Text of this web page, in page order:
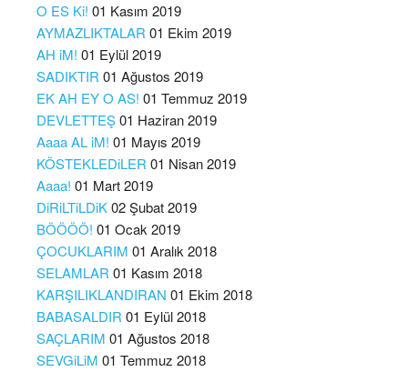
O ES Ki! 01 Kasım 2019
AYMAZLIKTALAR 01 Ekim 2019
AH iM! 01 Eylül 2019
SADIKTIR 01 Ağustos 2019
EK AH EY O AS! 01 Temmuz 2019
DEVLETTEŞ01 Haziran 2019
Aaaa AL iM! 01 Mayıs 2019
KÖSTEKLEDiLER 01 Nisan 2019
Aaaa! 01 Mart 2019
DiRiLTiLDiK02 Şubat 2019
BÖÖÖÖ! 01 Ocak 2019
ÇOCUKLARIM 01 Aralık 2018
SELAMLAR 01 Kasım 2018
KARŞILIKLANDIRAN 01 Ekim 2018
BABASALDIR 01 Eylül 2018
SAÇLARIM 01 Ağustos 2018
SEVGiLiM 01 Temmuz 2018